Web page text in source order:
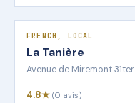
FRENCH, LOCAL
La Tanière
Avenue de Miremont 31ter
4.8★ (0 avis)